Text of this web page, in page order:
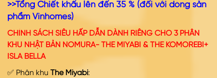
>>Tổng Chiết khấu lên đến 35 % (đối với dòng sản
phẩm Vinhomes)
CHÍNH SÁCH SIÊU HẤP DẪN DÀNH RIÊNG CHO 3 PHÂN
KHU NHẬT BẢN NOMURA- THE MIYABI & THE KOMOREBI+
ISLA BELLA
✅ Phân khu The Miyabi: